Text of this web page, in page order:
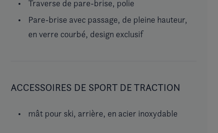
Traverse de pare-brise, polie
Pare-brise avec passage, de pleine hauteur,
en verre courbé, design exclusif
ACCESSOIRES DE SPORT DE TRACTION
mât pour ski, arrière, en acier inoxydable